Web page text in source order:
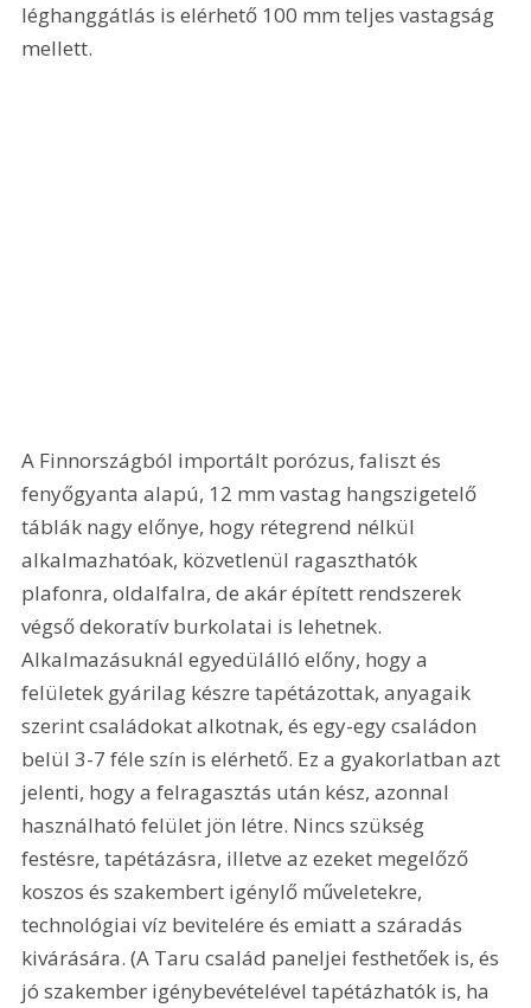
léghanggátlás is elérhető 100 mm teljes vastagság
mellett.
A Finnországból importált porózus, faliszt és
fenyőgyanta alapú, 12 mm vastag hangszigetelő
táblák nagy előnye, hogy rétegrend nélkül
alkalmazhatóak, közvetlenül ragaszthatók
plafonra, oldalfalra, de akár épített rendszerek
végső dekoratív burkolatai is lehetnek.
Alkalmazásuknál egyedülálló előny, hogy a
felületek gyárilag készre tapétázottak, anyagaik
szerint családokat alkotnak, és egy-egy családon
belül 3-7 féle szín is elérhető. Ez a gyakorlatban azt
jelenti, hogy a felragasztás után kész, azonnal
használható felület jön létre. Nincs szükség
festésre, tapétázásra, illetve az ezeket megelőző
koszos és szakembert igénylő műveletekre,
technológiai víz bevitelére és emiatt a száradás
kivárására. (A Taru család paneljei festhetőek is, és
jó szakember igénybevételével tapétázhatók is, ha